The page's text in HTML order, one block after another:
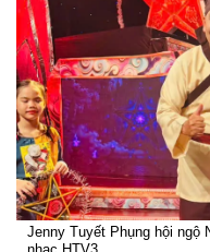
Jenny Tuyết Phụng hội ngộ